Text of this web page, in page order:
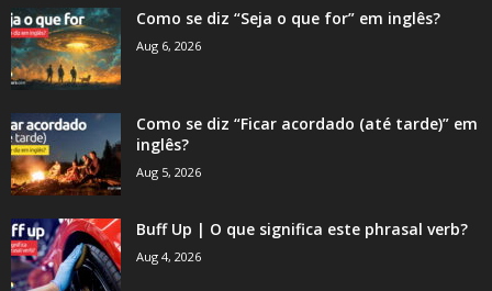
Como se diz “Seja o que for” em inglês?
Aug 6, 2026
Como se diz “Ficar acordado (até tarde)” em
inglês?
Aug 5, 2026
Buff Up | O que significa este phrasal verb?
Aug 4, 2026